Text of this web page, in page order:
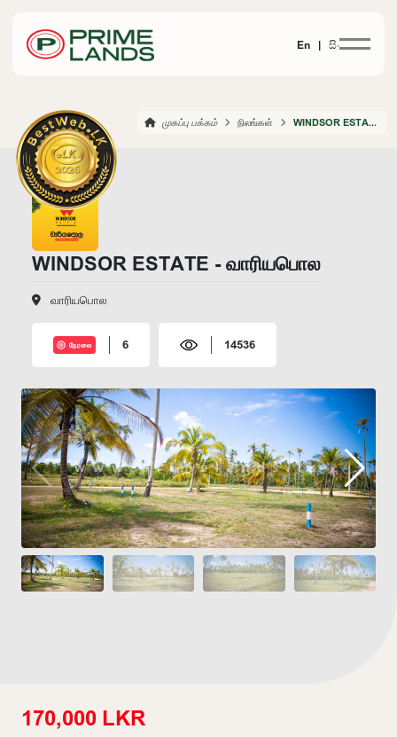
En | සිං
முகப்பு பக்கம் நிலங்கள் WINDSOR ESTATE WARIYAPOLA
WINDSOR ESTATE - வாரியபொல
வாரியபொல
நேரலை 6 14536
170,000 LKR